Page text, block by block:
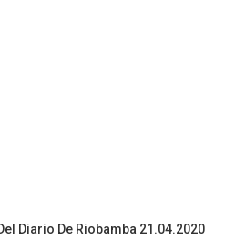
Diario De Riobamba 21.04.2020